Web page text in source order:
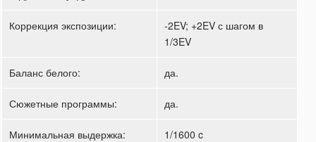
Коррекция экспозиции:
-2EV; +2EV с шагом в
1/3EV
Баланс белого: да.
Сюжетные программы: да.
Минимальная выдержка: 1/1600 c